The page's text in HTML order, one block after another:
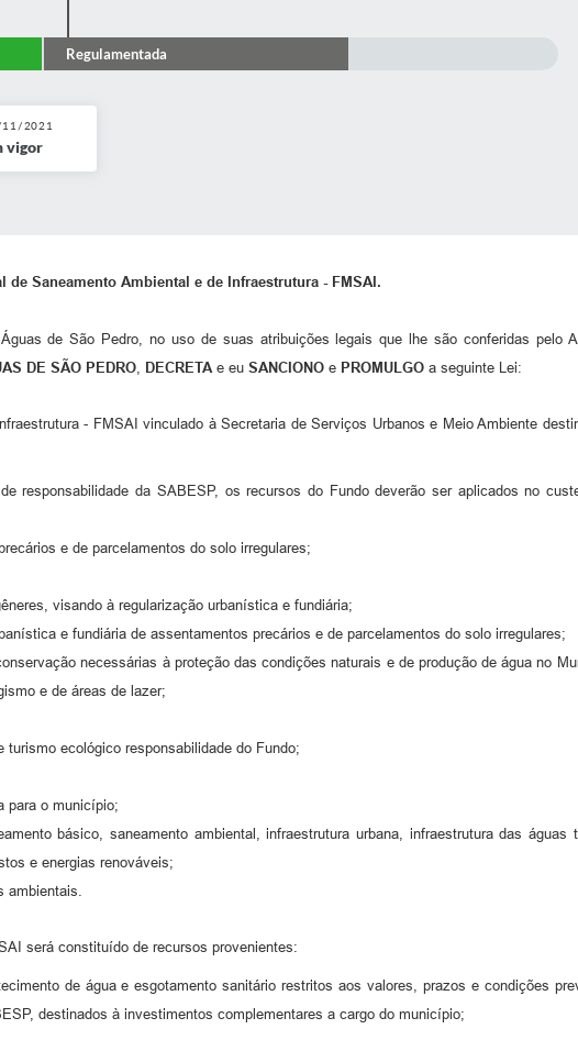
2021
vigor
Regulamentada
de Saneamento Ambiental e de Infraestrutura - FMSAI.
de São Pedro, no uso de suas atribuições legais que lhe são conferidas pelo
DE SÃO PEDRO, DECRETAe eu SANCIONO e PROMULGO a seguinte Lei:
- FMSAI vinculado à Secretaria de Serviços Urbanos e Meio Ambiente
responsabilidade da SABESP, os recursos do Fundo deverão ser aplicados no
e de parcelamentos do solo irregulares;
visando à regularização urbanística e fundiária;
e fundiária de assentamentos precários e de parcelamentos do solo irregulares;
necessárias à proteção das condições naturais e de produção de água no
e de áreas de lazer;
ecológico responsabilidade do Fundo;
para o município;
básico, saneamento ambiental, infraestrutura urbana, infraestrutura das águas
e energias renováveis;
ambientais.
será constituído de recursos provenientes:
de água e esgotamento sanitário restritos aos valores, prazos e condições
destinados à investimentos complementares a cargo do município;